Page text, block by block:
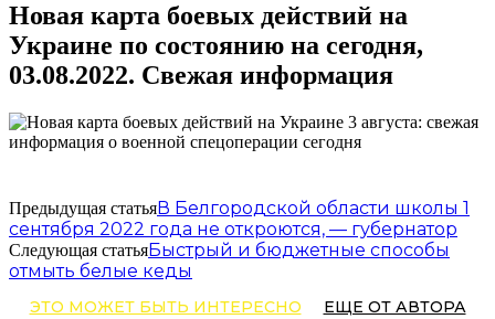
Новая карта боевых действий на
Украине по состоянию на сегодня,
03.08.2022. Свежая информация
Предыдущая статьяВ Белгородской области школы 1
сентября 2022 года не откроются, — губернатор
Следующая статьяБыстрый и бюджетные способы
отмыть белые кеды
ЭТО МОЖЕТ БЫТЬ ИНТЕРЕСНО ЕЩЕ ОТ АВТОРА